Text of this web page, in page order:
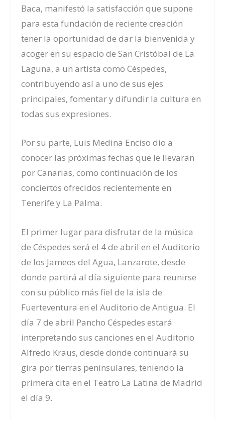
Baca, manifestó la satisfacción que supone
para esta fundación de reciente creación
tener la oportunidad de dar la bienvenida y
acoger en su espacio de San Cristóbal de La
Laguna, a un artista como Céspedes,
contribuyendo así a uno de sus ejes
principales, fomentar y difundir la cultura en
todas sus expresiones.
Por su parte, Luis Medina Enciso dio a
conocer las próximas fechas que le llevaran
por Canarias, como continuación de los
conciertos ofrecidos recientemente en
Tenerife y La Palma.
El primer lugar para disfrutar de la música
de Céspedes será el 4 de abril en el Auditorio
de los Jameos del Agua, Lanzarote, desde
donde partirá al día siguiente para reunirse
con su público más fiel de la isla de
Fuerteventura en el Auditorio de Antigua. El
día 7 de abril Pancho Céspedes estará
interpretando sus canciones en el Auditorio
Alfredo Kraus, desde donde continuará su
gira por tierras peninsulares, teniendo la
primera cita en el Teatro La Latina de Madrid
el día 9.